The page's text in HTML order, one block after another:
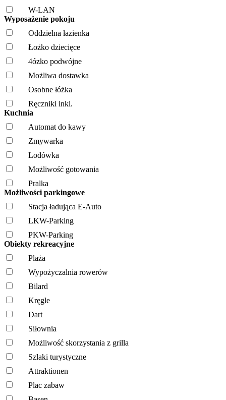
W-LAN
Wyposażenie pokoju
Oddzielna łazienka
Łożko dziecięce
4ózko podwójne
Możliwa dostawka
Osobne łóżka
Ręczniki inkl.
Kuchnia
Automat do kawy
Zmywarka
Lodówka
Możliwość gotowania
Pralka
Możliwości parkingowe
Stacja ładująca E-Auto
LKW-Parking
PKW-Parking
Obiekty rekreacyjne
Plaża
Wypożyczalnia rowerów
Bilard
Kręgle
Dart
Siłownia
Możliwość skorzystania z grilla
Szlaki turystyczne
Attraktionen
Plac zabaw